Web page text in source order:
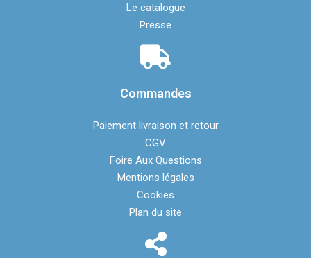
Le catalogue
Presse
Commandes
Paiement livraison et retour
CGV
Foire Aux Questions
Mentions légales​
Cookies
Plan du site